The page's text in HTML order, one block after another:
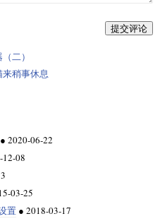
提交评论
二）
稍事休息
● 2020-06-22
12-08
03-25
置 ● 2018-03-17